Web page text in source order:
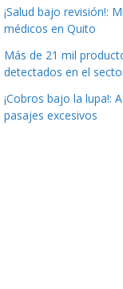
¡Salud bajo revisión!:
médicos en Quito
Más de 21 mil
detectados en el
¡Cobros bajo la lupa!:
pasajes excesivos